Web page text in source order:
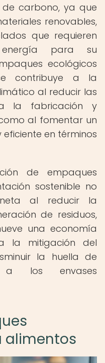
carbono, ya que
renovables,
que requieren
para su
ecológicos
contribuye a la
al reducir las
a la fabricación y
al fomentar un
en términos
de empaques
sostenible no
al reducir la
de residuos,
una economía
la mitigación del
la huella de
a los envases
alimentos